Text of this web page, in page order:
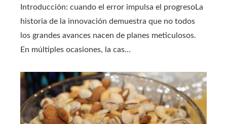
Introducción: cuando el error impulsa el progresoLa
historia de la innovación demuestra que no todos
los grandes avances nacen de planes meticulosos.
En múltiples ocasiones, la cas...